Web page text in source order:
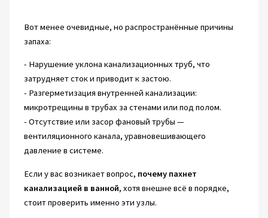
Вот менее очевидные, но распространённые причины
запаха:
- Нарушение уклона канализационных труб, что
затрудняет сток и приводит к застою.
- Разгерметизация внутренней канализации:
микротрещины в трубах за стенами или под полом.
- Отсутствие или засор фановый трубы —
вентиляционного канала, уравновешивающего
давление в системе.
Если у вас возникает вопрос, почему пахнет
канализацией в ванной, хотя внешне всё в порядке,
стоит проверить именно эти узлы.